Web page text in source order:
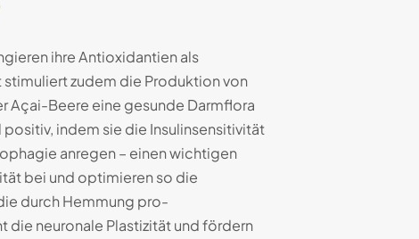
ihre Antioxidantien als
zudem die Produktion von
Açai-Beere eine gesunde Darmflora
indem sie die Insulinsensitivität
anregen – einen wichtigen
bei und optimieren so die
durch Hemmung pro-
die neuronale Plastizität und fördern